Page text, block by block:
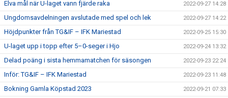
Elva mål när U-laget vann fjärde raka 2022-09-27 14:28
Ungdomsavdelningen avslutade med spel och lek 2022-09-27 14:22
Höjdpunkter från TG&IF – IFK Mariestad 2022-09-25 15:30
U-laget upp i topp efter 5–0-seger i Hjo 2022-09-24 13:32
Delad poäng i sista hemmamatchen för säsongen 2022-09-23 22:24
Inför: TG&IF – IFK Mariestad 2022-09-23 11:48
Bokning Gamla Köpstad 2023 2022-09-21 07:33